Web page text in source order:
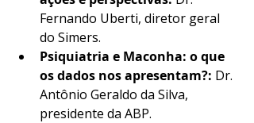
Fernando Uberti, diretor geral
do Simers.
Psiquiatria e Maconha: o que
os dados nos apresentam?: Dr.
Antônio Geraldo da Silva,
presidente da ABP.